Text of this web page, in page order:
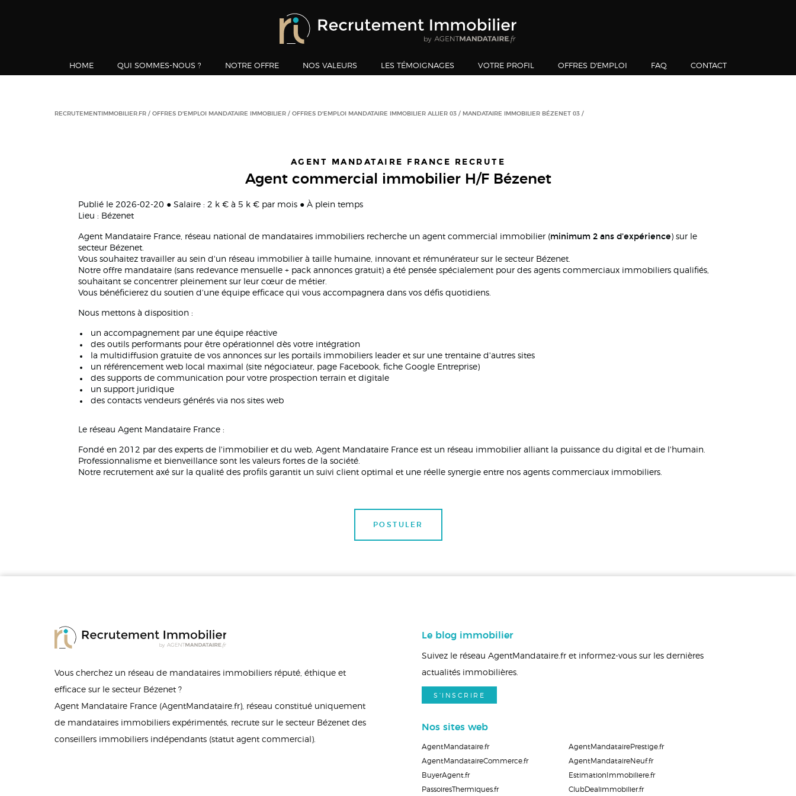
HOME QUI SOMMES-NOUS ? NOTRE OFFRE NOS VALEURS LES TÉMOIGNAGES VOTRE PROFIL OFFRES D'EMPLOI FAQ CONTACT
RECRUTEMENTIMMOBILIER.FR OFFRES D'EMPLOI MANDATAIRE IMMOBILIER OFFRES D'EMPLOI MANDATAIRE IMMOBILIER ALLIER 03 MANDATAIRE IMMOBILIER BÉZENET 03
AGENT MANDATAIRE FRANCE RECRUTE
Agent commercial immobilier H/F Bézenet
Publié le 2026-02-20 ● Salaire : 2 k € à 5 k € par mois ● À plein temps
Lieu : Bézenet
Agent Mandataire France, réseau national de mandataires immobiliers recherche un agent commercial immobilier (minimum 2 ans d'expérience ) sur le
secteur Bézenet.
Vous souhaitez travailler au sein d'un réseau immobilier à taille humaine, innovant et rémunérateur sur le secteur Bézenet.
Notre offre mandataire (sans redevance mensuelle + pack annonces gratuit) a été pensée spécialement pour des agents commerciaux immobiliers qualifiés,
souhaitant se concentrer pleinement sur leur cœur de métier.
Vous bénéficierez du soutien d'une équipe efficace qui vous accompagnera dans vos défis quotidiens.
Nous mettons à disposition :
un accompagnement par une équipe réactive
des outils performants pour être opérationnel dès votre intégration
la multidiffusion gratuite de vos annonces sur les portails immobiliers leader et sur une trentaine d'autres sites
un référencement web local maximal (site négociateur, page Facebook, fiche Google Entreprise)
des supports de communication pour votre prospection terrain et digitale
un support juridique
des contacts vendeurs générés via nos sites web
Le réseau Agent Mandataire France :
Fondé en 2012 par des experts de l'immobilier et du web, Agent Mandataire France est un réseau immobilier alliant la puissance du digital et de l'humain.
Professionnalisme et bienveillance sont les valeurs fortes de la société.
Notre recrutement axé sur la qualité des profils garantit un suivi client optimal et une réelle synergie entre nos agents commerciaux immobiliers.
POSTULER
Vous cherchez un réseau de mandataires immobiliers réputé, éthique et
efficace sur le secteur Bézenet ?
Agent Mandataire France (AgentMandataire.fr), réseau constitué uniquement
de mandataires immobiliers expérimentés, recrute sur le secteur Bézenet des
conseillers immobiliers indépendants (statut agent commercial).
Le blog immobilier
Suivez le réseau AgentMandataire.fr et informez-vous sur les dernières
actualités immobilières.
S'INSCRIRE
Nos sites web
AgentMandataire.fr
AgentMandatairePrestige.fr
AgentMandataireCommerce.fr
AgentMandataireNeuf.fr
BuyerAgent.fr
EstimationImmobiliere.fr
PassoiresThermiques.fr
ClubDealimmobilier.fr